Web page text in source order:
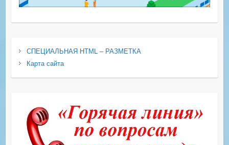
СПЕЦИАЛЬНАЯ HTML – РАЗМЕТКА
Карта сайта